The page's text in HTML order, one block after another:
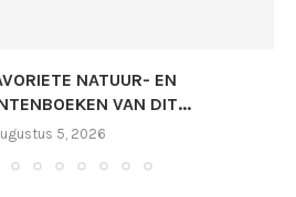
NATUUR- EN
VAN DIT...
5, 2026